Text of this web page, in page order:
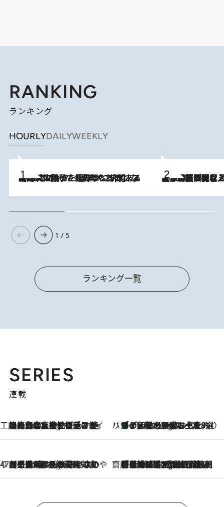
RANKING
ランキング
HOURLYDAILYWEEKLY
2026.8.5
【阿川佐和子さんの年とる力】なぜ70代で始めた趣味は“こんなに楽しい”のか？ ピアノ、俳句…スランプに陥っても続けられる“ある秘訣”とは 2026.8.5
【なぜ吉沢亮は「気配を消せる」のか？】興行収入208億の『国宝』を経て挑むミュージカル『ディア・エヴァン・ハンセン』。トップ俳優が舞台上でさらけ出した“孤独”とは
1 / 5
ランキング一覧
SERIES
連載
工藤まやのおもてなしハワイ
7 Hours Ago
【ハワイ土産】ローカルの絶大な支持で復活！ 絶品の幻クッキー《元ファンの日本人女性が受け継いだ名店》 ハワイ賢者 リサのお気に入りリスト7 Hours Ago
あの伝説の限定トートも！ リニューアルした「ディーン＆デルーカ ハワイ」で必須のお土産8選
47都道府県の手みやげ ひんやりスイーツで夏を満喫
7 Hours Ago
【三重県】この夏絶対食べたい 冷やしておいしいおやつ3選 お餅×アイスの新感覚スイーツ 齋藤 薫 美容脳ルネサンス
7 Hours Ago
「荷物が増えるほど旅ストレスは増す」美容ジャーナリストがたどり着いた最終結論。“化粧品を劇的に減らす”感動の凝縮美容とは